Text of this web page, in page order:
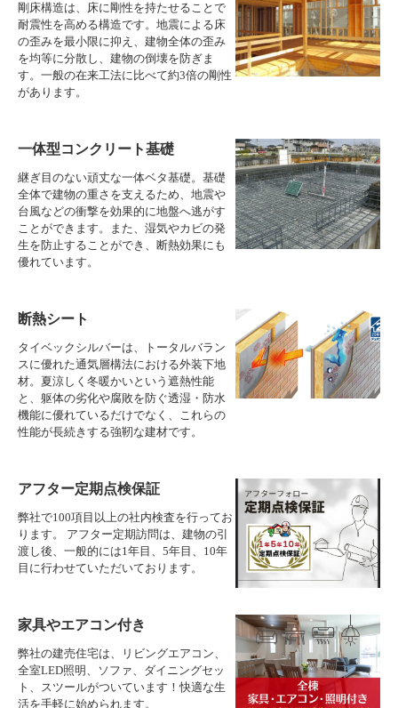
剛床構造は、床に剛性を持たせることで
耐震性を高める構造です。地震による床
の歪みを最小限に抑え、建物全体の歪み
を均等に分散し、建物の倒壊を防ぎま
す。一般の在来工法に比べて約3倍の剛性
があります。
一体型コンクリート基礎
継ぎ目のない頑丈な一体ベタ基礎。基礎
全体で建物の重さを支えるため、地震や
台風などの衝撃を効果的に地盤へ逃がす
ことができます。また、湿気やカビの発
生を防止することができ、断熱効果にも
優れています。
断熱シート
タイベックシルバーは、トータルバラン
スに優れた通気層構法における外装下地
材。夏涼しく冬暖かいという遮熱性能
と、躯体の劣化や腐敗を防ぐ透湿・防水
機能に優れているだけでなく、これらの
性能が長続きする強靭な建材です。
アフター定期点検保証
弊社で100項目以上の社内検査を行ってお
ります。 アフター定期訪問は、建物の引
渡し後、一般的には1年目、5年目、10年
目に行わせていただいております。
家具やエアコン付き
弊社の建売住宅は、リビングエアコン、
全室LED照明、ソファ、ダイニングセッ
ト、スツールがついています！快適な生
活を手軽に始められます。